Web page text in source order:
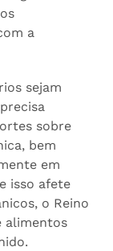
a
sejam
sobre
bem
em
isso afete
o Reino
alimentos